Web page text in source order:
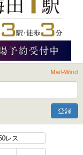
Mail-Wind
登録
レス